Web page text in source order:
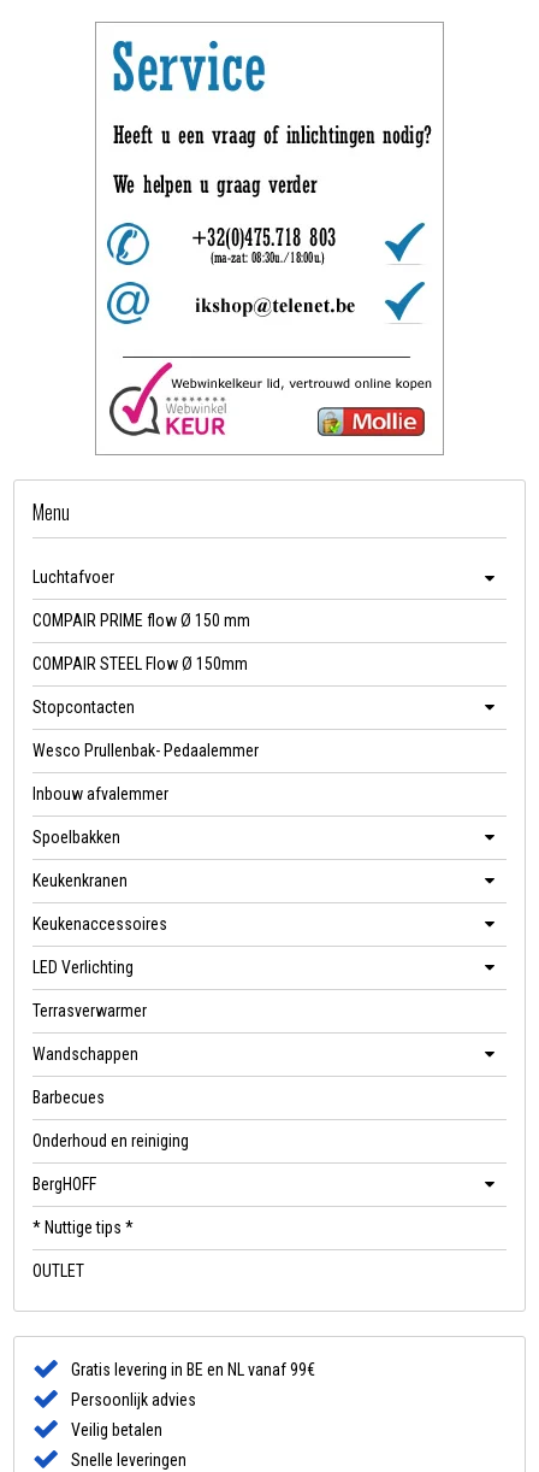
Menu
Luchtafvoer
COMPAIR PRIME flow Ø 150 mm
COMPAIR STEEL Flow Ø 150mm
Stopcontacten
Wesco Prullenbak- Pedaalemmer
Inbouw afvalemmer
Spoelbakken
Keukenkranen
Keukenaccessoires
LED Verlichting
Terrasverwarmer
Wandschappen
Barbecues
Onderhoud en reiniging
BergHOFF
* Nuttige tips *
OUTLET
Gratis levering in BE en NL vanaf 99€
Persoonlijk advies
Veilig betalen
Snelle leveringen